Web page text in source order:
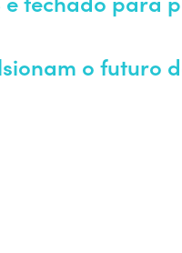
o futuro